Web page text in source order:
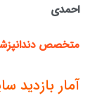
احمدی
متخصص
آمار بازدید